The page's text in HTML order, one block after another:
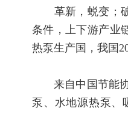
革新，蜕变；破
条件，上下游产业
热泵生产国，我国
来自中国节能协
泵、水地源热泵、